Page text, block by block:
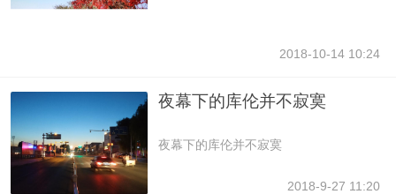
2018-10-14 10:24
夜幕下的库伦并不寂寞
夜幕下的库伦并不寂寞
2018-9-27 11:20